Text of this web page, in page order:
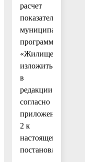
расчет
показателей»
муниципальной
программы
«Жилище»
изложить
в
редакции
согласно
приложению
2 к
настоящему
постановлению;